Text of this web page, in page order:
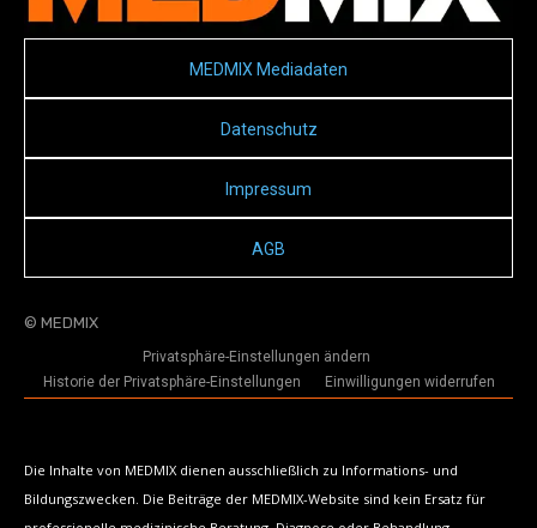
MEDMIX Mediadaten
Datenschutz
Impressum
AGB
© MEDMIX
Privatsphäre-Einstellungen ändern
Historie der Privatsphäre-Einstellungen
Einwilligungen widerrufen
Die Inhalte von MEDMIX dienen ausschließlich zu Informations- und
Bildungszwecken. Die Beiträge der MEDMIX-Website sind kein Ersatz für